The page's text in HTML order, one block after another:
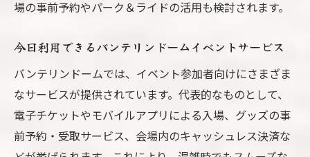
イベント予定別おすすめ座席エリアガイド
バンテリンドーム座席表活用で快適イベン
ト体験
イベント予約前に知るべき座席情報まとめ
ナゴヤドームイベントで人気の座席特徴比
場の事前予約やパーク＆ライドの活用も検討されます。
今日利用できるバンテリンドームイベントサービス
バンテリンドームでは、イベント参加者向けにさまざま
なサービスが提供されています。代表的なものとして、
電子チケットやモバイルアプリによる入場、グッズの事
前予約・受取サービス、会場内のキャッシュレス決済な